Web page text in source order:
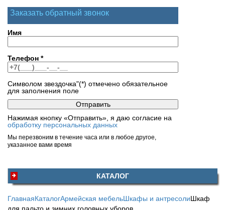
Заказать обратный звонок
Имя
Телефон *
Символом звездочка"(*) отмечено обязательное
для заполнения поле
Нажимая кнопку «Отправить», я даю согласие на
обработку персональных данных
Мы перезвоним в течение часа или в любое другое,
указанное вами время
КАТАЛОГ
ГлавнаяКаталогАрмейская мебельШкафы и антресолиШкаф